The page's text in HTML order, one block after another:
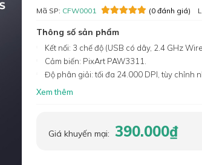
Mã SP: CFW0001 (0 đánh giá)
Thông số sản phẩm
Kết nối: 3 chế độ (USB có dây, 2.4 GHz
Cảm biến: PixArt PAW3311.
Độ phân giải: tối đa 24.000 DPI, tùy chỉnh
Xem thêm
Giá khuyến mại: 390.000₫